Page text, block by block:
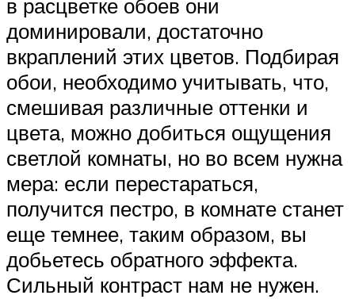
в расцветке обоев они
доминировали, достаточно
вкраплений этих цветов. Подбирая
обои, необходимо учитывать, что,
смешивая различные оттенки и
цвета, можно добиться ощущения
светлой комнаты, но во всем нужна
мера: если перестараться,
получится пестро, в комнате станет
еще темнее, таким образом, вы
добьетесь обратного эффекта.
Сильный контраст нам не нужен.